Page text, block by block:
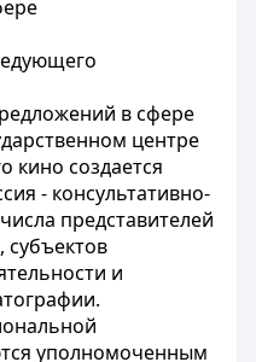
в сфере
центре
кино создается
- консультативно-
представителей
субъектов
и
уполномоченным